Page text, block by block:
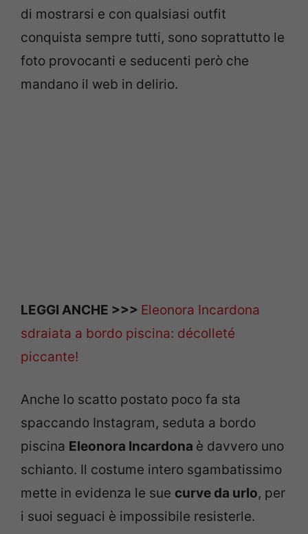
di mostrarsi e con qualsiasi outfit
conquista sempre tutti, sono soprattutto le
foto provocanti e seducenti però che
mandano il web in delirio.
LEGGI ANCHE >>> Eleonora Incardona
sdraiata a bordo piscina: décolleté
piccante!
Anche lo scatto postato poco fa sta
spaccando Instagram, seduta a bordo
piscina Eleonora Incardona è davvero uno
schianto. Il costume intero sgambatissimo
mette in evidenza le sue curve da urlo, per
i suoi seguaci è impossibile resisterle.